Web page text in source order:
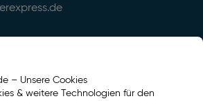
– Unsere Cookies
& weitere Technologien für den